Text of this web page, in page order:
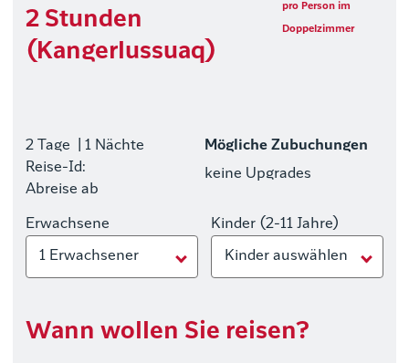
2 Stunden
(Kangerlussuaq)
pro Person im
Doppelzimmer
2 Tage
| 1 Nächte
Reise-Id:
Abreise ab
Mögliche Zubuchungen
keine Upgrades
Erwachsene
1 Erwachsener
Kinder (2-11 Jahre)
Kinder auswählen
Wann wollen Sie reisen?